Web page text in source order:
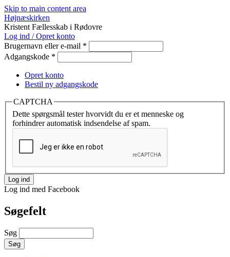
Skip to main content area
Højnæskirken
Kristent Fællesskab i Rødovre
Log ind / Opret konto
Brugernavn eller e-mail *
Adgangskode *
Opret konto
Bestil ny adgangskode
CAPTCHA
Dette spørgsmål tester hvorvidt du er et menneske og
forhindrer automatisk indsendelse af spam.
Log ind med Facebook
Søgefelt
Søg